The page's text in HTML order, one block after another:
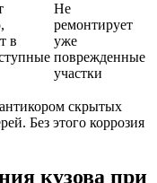
в
Не
ремонтирует
уже
поврежденные
участки
скрытых
Без этого коррозия
кузова при